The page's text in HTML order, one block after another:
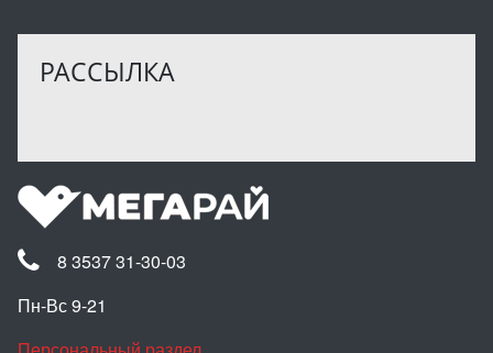
РАССЫЛКА
8 3537 31-30-03
Пн-Вс 9-21